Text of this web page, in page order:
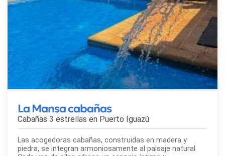
La Mansa cabañas
Cabañas 3 estrellas en Puerto Iguazú
Las acogedoras cabañas, construidas en madera y
piedra, se integran armoniosamente al paisaje natural.